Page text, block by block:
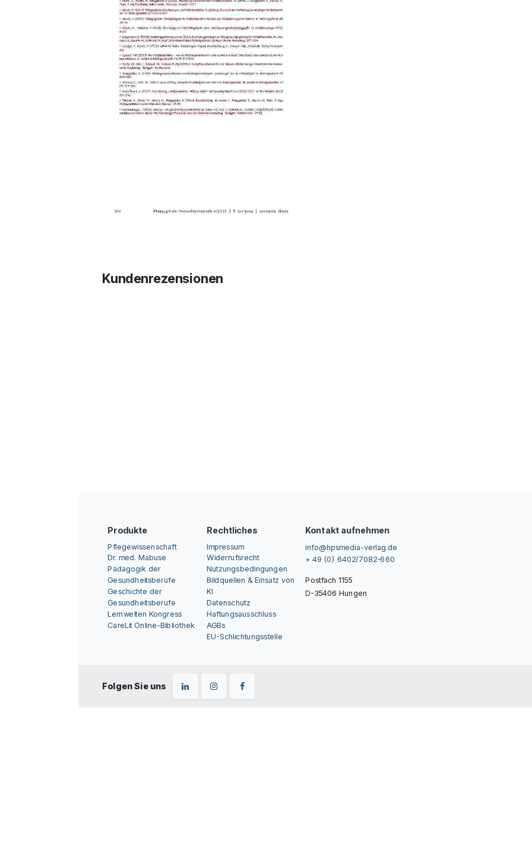
Kundenrezensionen
Produkte
Pflegewissenschaft
Dr. med. Mabuse
Pädagogik der
Gesundheitsberufe
Geschichte der
Gesundheitsberufe
Lernwelten Kongress
CareLit Online-Bibliothek
Rechtliches
Impressum
Widerrufsrecht
Nutzungsbedingungen
Bildquellen & Einsatz von
KI
Datenschutz
Haftungsausschluss
AGBs
EU-Schlichtungsstelle
Kontakt aufnehmen
info@hpsmedia-verlag.de
+ 49 (0) 6402/7082-660
Postfach 1155
D-35406 Hungen
Folgen Sie uns